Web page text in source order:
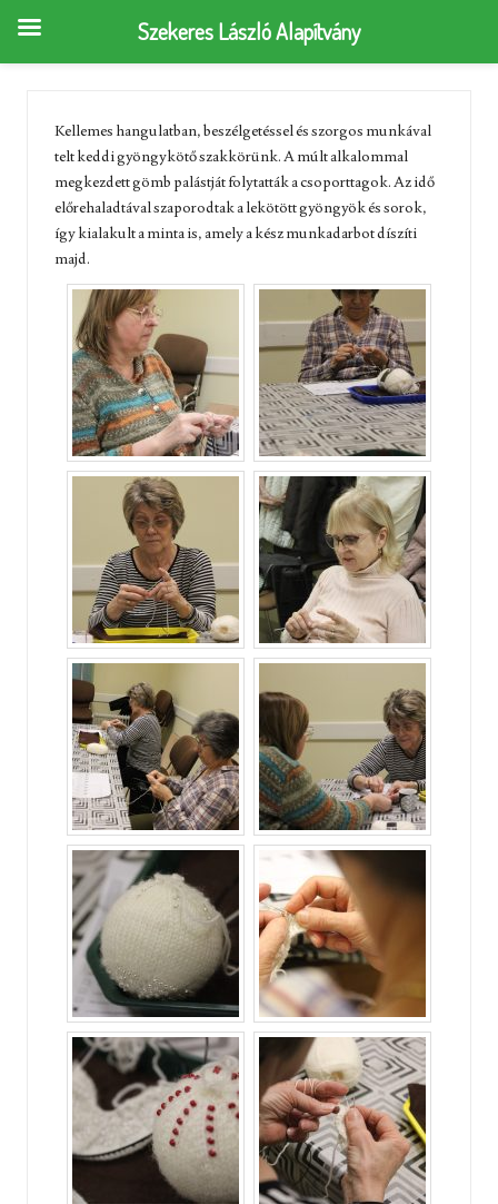
Kellemes hangulatban, beszélgetéssel és szorgos munkával
telt keddi gyöngykötő szakkörünk. A múlt alkalommal
megkezdett gömb palástját folytatták a csoporttagok. Az idő
előrehaladtával szaporodtak a lekötött gyöngyök és sorok,
így kialakult a minta is, amely a kész munkadarbot díszíti
majd.
Szekeres László Alapítvány